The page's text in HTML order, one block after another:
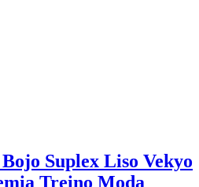
Suplex Liso Vekyo
Treino Moda